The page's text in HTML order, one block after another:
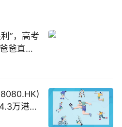
”，高考
爸直呼
万港元